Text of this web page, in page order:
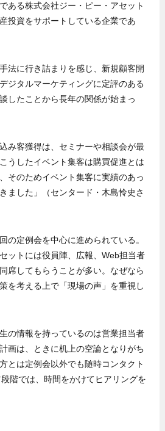
ある株式会社ジー・ピー・アセット
投資をサポートしている企業であ
法に行き詰まりを感じ、新規顧客開
ジタルマーケティングに定評のある
したことから長年の関係が始まっ
み客獲得は、セミナーや相談会が最
うしたイベント集客は購買促進とは
そのためイベント集客に実績のあっ
ました」（センタード・木島怜史さ
の定例会を中心に進められている。
ットには役員陣、広報、Web担当者
席してもらうことが多い。なぜなら
を考える上で「現場の声」を重視し
の情報を持っているのは営業担当者
画は、ときに机上の空論となりがち
とは定例会以外でも随時コンタクト
階では、時間をかけてヒアリングを